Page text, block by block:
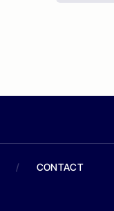
/ CONTACT